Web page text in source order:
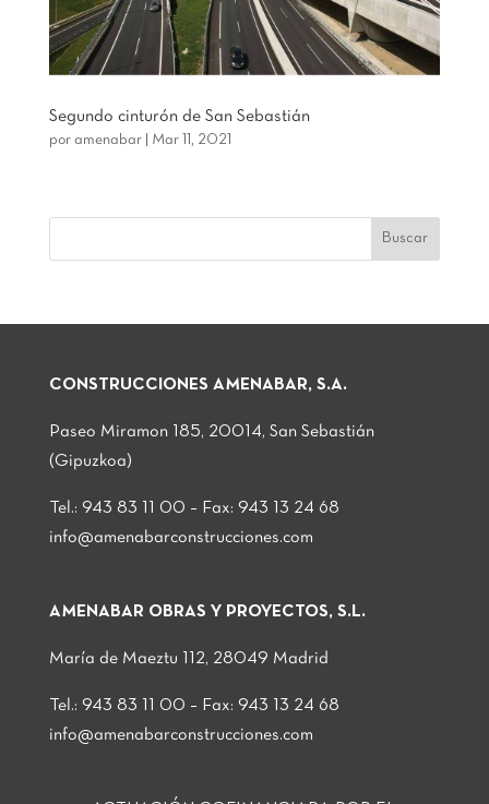
Segundo cinturón de San Sebastián
por amenabar| Mar 11, 2021
CONSTRUCCIONES AMENABAR, S.A.
Paseo Miramon 185, 20014, San Sebastián
(Gipuzkoa)
Tel.: 943 83 11 00 – Fax: 943 13 24 68
info@amenabarconstrucciones.com
AMENABAR OBRAS Y PROYECTOS, S.L.
María de Maeztu 112, 28049 Madrid
Tel.: 943 83 11 00 – Fax: 943 13 24 68
info@amenabarconstrucciones.com